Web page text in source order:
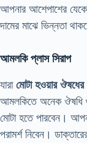
আপনার আশেপাশের
দামের মাঝে ভিন্নতা
আমলকি প্লাস সিরাপ
যারা মোটা হওয়ার ঔষধের
আমলকিতে অনেক ঔষধি
মোটা হতে পারবেন।
পরামর্শ নিবেন।